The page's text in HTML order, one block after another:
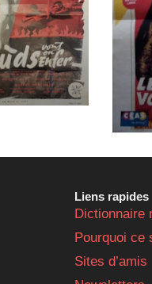
Liens rapides
Dictionnaire
Pourquoi ce
Sites d’amis